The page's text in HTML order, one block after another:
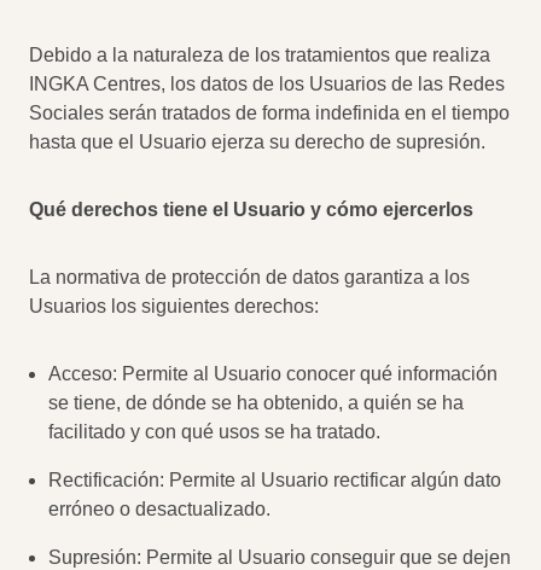
Debido a la naturaleza de los tratamientos que realiza
INGKA Centres, los datos de los Usuarios de las Redes
Sociales serán tratados de forma indefinida en el tiempo
hasta que el Usuario ejerza su derecho de supresión.
Qué derechos tiene el Usuario y cómo ejercerlos
La normativa de protección de datos garantiza a los
Usuarios los siguientes derechos:
Acceso: Permite al Usuario conocer qué información
se tiene, de dónde se ha obtenido, a quién se ha
facilitado y con qué usos se ha tratado.
Rectificación: Permite al Usuario rectificar algún dato
erróneo o desactualizado.
Supresión: Permite al Usuario conseguir que se dejen